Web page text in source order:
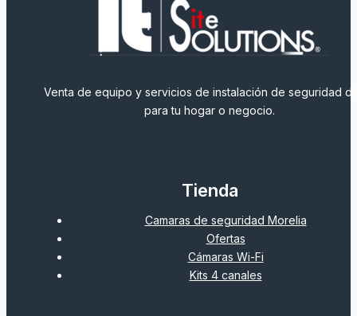
Venta de equipo y servicios de instalación de seguridad
para tu hogar o negocio.
Tienda
Camaras de seguridad Morelia
Ofertas
Cámaras Wi-Fi
Kits 4 canales